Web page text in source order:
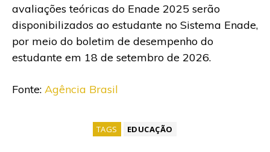
avaliações teóricas do Enade 2025 serão
disponibilizados ao estudante no Sistema Enade,
por meio do boletim de desempenho do
estudante em 18 de setembro de 2026.
Fonte: Agência Brasil
TAGS EDUCAÇÃO